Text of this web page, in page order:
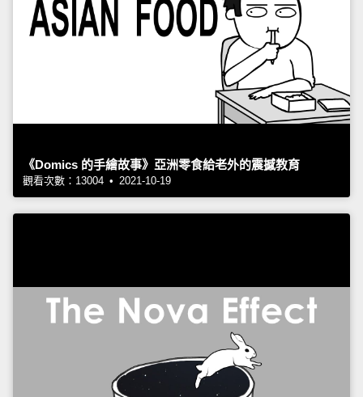
《Domics 的手繪故事》亞洲零食給老外的震撼教育
觀看次數：13004 • 2021-10-19